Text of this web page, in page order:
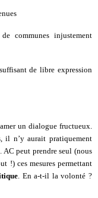
de communes injustement
de libre expression
un dialogue fructueux.
il n’y aurait pratiquement
peut prendre seul (nous
!) ces mesures permettant
. En a-t-il la volonté ?